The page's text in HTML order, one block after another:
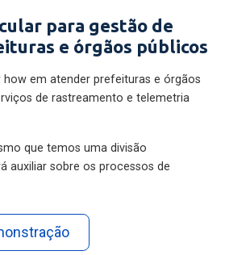
para gestão de
e órgãos públicos
em atender prefeituras e órgãos
de rastreamento e telemetria
que temos uma divisão
auxiliar sobre os processos de